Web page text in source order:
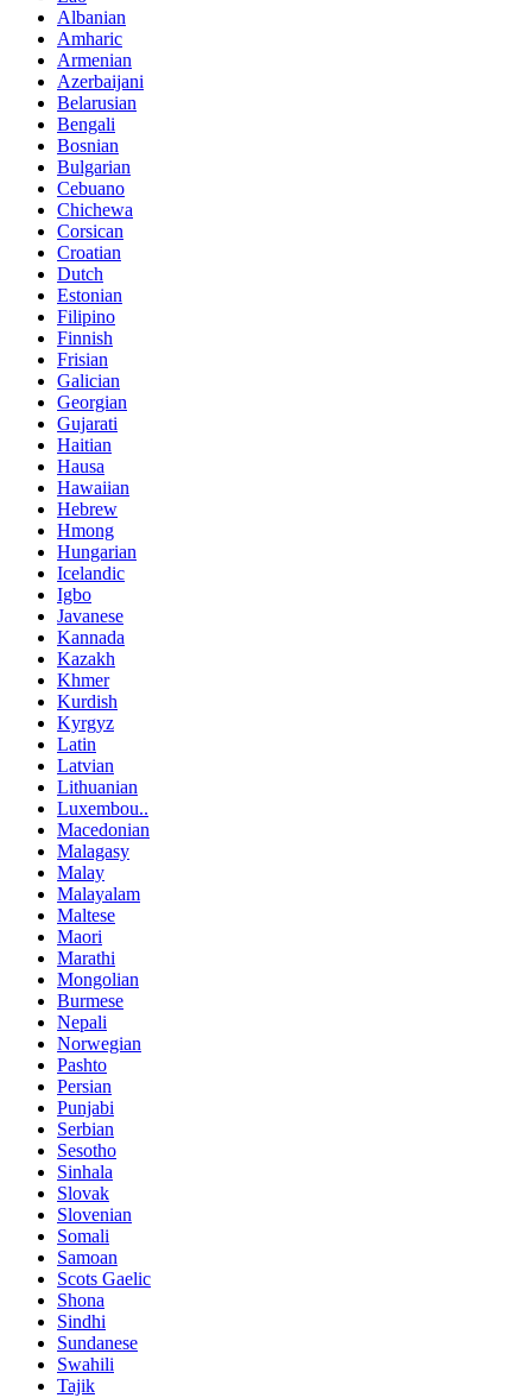
Albanian
Amharic
Armenian
Azerbaijani
Belarusian
Bengali
Bosnian
Bulgarian
Cebuano
Chichewa
Corsican
Croatian
Dutch
Estonian
Filipino
Finnish
Frisian
Galician
Georgian
Gujarati
Haitian
Hausa
Hawaiian
Hebrew
Hmong
Hungarian
Icelandic
Igbo
Javanese
Kannada
Kazakh
Khmer
Kurdish
Kyrgyz
Latin
Latvian
Lithuanian
Luxembou..
Macedonian
Malagasy
Malay
Malayalam
Maltese
Maori
Marathi
Mongolian
Burmese
Nepali
Norwegian
Pashto
Persian
Punjabi
Serbian
Sesotho
Sinhala
Slovak
Slovenian
Somali
Samoan
Scots Gaelic
Shona
Sindhi
Sundanese
Swahili
Tajik